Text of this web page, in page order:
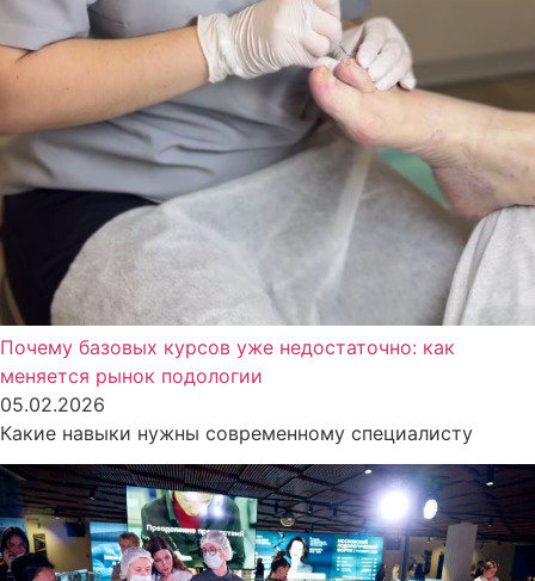
Почему базовых курсов уже недостаточно: как
меняется рынок подологии
05.02.2026
Какие навыки нужны современному специалисту